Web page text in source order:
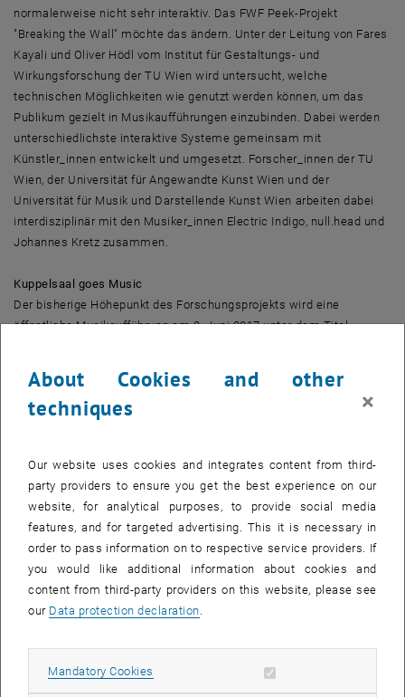
normalerweise nicht sehr interaktiv. Das FWF Peek-Projekt
"Breaking the Wall" möchte das ändern. Unter der Leitung von Fares
Kayali und Oliver Hödl vom Institut für Gestaltungs- und
Wirkungsforschung der TU Wien wird untersucht, welche
technischen Möglichkeiten wie genutzt werden können, um das
Publikum gezielt in Musikaufführungen einzubinden. Dabei werden
unterschiedlichste interaktive Systeme gemeinsam mit
Künstler_innen entwickelt und umgesetzt. Forscher_innen der TU
Wien, der Universität für Angewandte Kunst Wien und der
Universität für Musik und Darstellende Kunst Wien arbeiten dabei
interdisziplinär mit den Musiker_innen Electric Indigo, null.head und
Johannes Kretz zusammen.
Kuppelsaal goes Music
Der bisherige Höhepunkt des Forschungsprojekts wird eine
öffentliche Musikaufführung am 2. Juni 2017 unter dem Titel
Publikum ein, neue Arten von interaktiver Musik-Performance
gemeinsam mit den Musiker_innen Electric Indigo, null.head und
Publikum und Technologie."Roboter, Smartphones und Laser treffen
dabei auf Musik aus den Bereichen Elektronik, Elektro-Akustik und
Industrial.
Link zu Video: <link https: youtu.be z1-hdfboxfe _blank> youtu.be/z1-
hdfBoXfE
FWF PEEK
Research von hoher Qualität. Die künstlerische Praxis spielt bei der
About Cookies and other
techniques
×
Our website uses cookies and integrates content from third-
party providers to ensure you get the best experience on our
website, for analytical purposes, to provide social media
features, and for targeted advertising. This it is necessary in
order to pass information on to respective service providers. If
you would like additional information about cookies and
content from third-party providers on this website, please see
our Data protection declaration.
Mandatory Cookies Allow mandatory cookies